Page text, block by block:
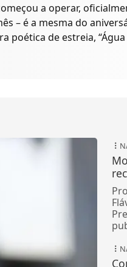
a operar,
– é a mesma do
poética de estreia,